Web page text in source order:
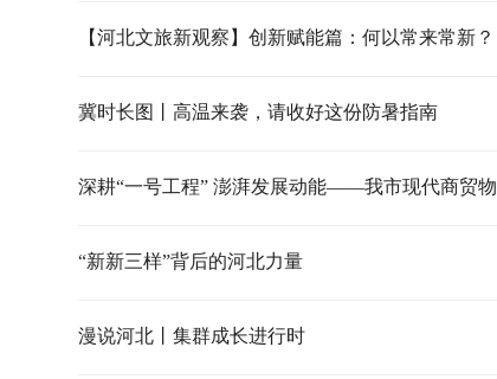
【河北文旅新观察】创新赋能篇：何以常来常新？
冀时长图丨高温来袭，请收好这份防暑指南
“新新三样”背后的河北力量
漫说河北丨集群成长进行时